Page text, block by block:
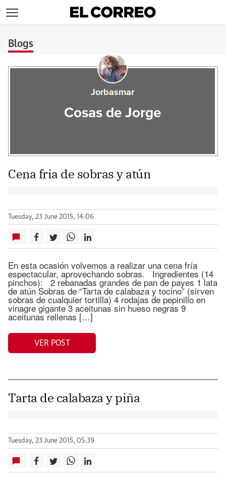
Blogs
Jorbasmar
Cosas de Jorge
Cena fria de sobras y atún
Tuesday, 23 June 2015, 14:06
En esta ocasión volvemos a realizar una cena fría
espectacular, aprovechando sobras. Ingredientes (14
pinchos): 2 rebanadas grandes de pan de payes 1 lata
de atún Sobras de “Tarta de calabaza y tocino” (sirven
sobras de cualquier tortilla) 4 rodajas de pepinillo en
vinagre gigante 3 aceitunas sin hueso negras 9
aceitunas rellenas […]
VER POST
Tarta de calabaza y piña
Tuesday, 23 June 2015, 05:39